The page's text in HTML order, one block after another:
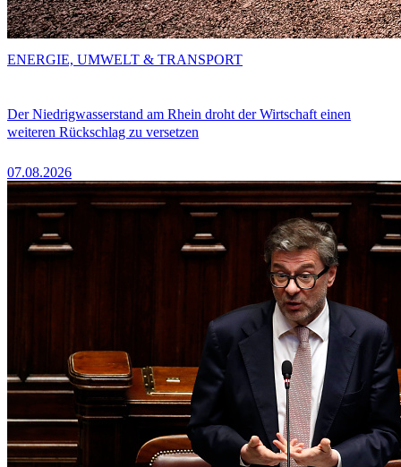
Der Niedrigwasserstand am Rhein droht der Wirtschaft einen
weiteren Rückschlag zu versetzen
07.08.2026
ENERGIE, UMWELT & TRANSPORT